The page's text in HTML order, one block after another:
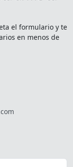
el formulario y te
en menos de